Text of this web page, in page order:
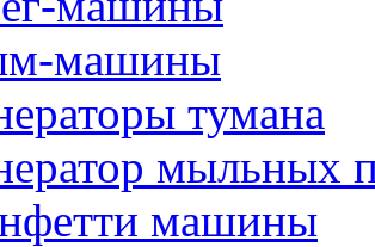
машины
тумана
мыльных
машины